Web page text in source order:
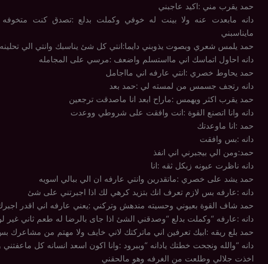
حمد يقرب مني :اكيد عاجبني
دانه مابعدت عنه ولا بينت له خوفي وكملت بدلع :تصدق كنت متخوفه
مايناسبني
حمد يلمس شعري وبصوت يذوبني دايما:انتي كل شئ يناسبك وانتي الي تحلينه
دانه احاول اتماسك اني مااستسلم واضعف :مرسي على المجامله
حمد يحاوط خصري :انتي عارفه اني مااجامل
دانه رتجف جسمس من لمسته لي :حمد بعد
حمد يقرب اكثر ويهمس :ماراح ابعد انا ماصدقت ترجعين
دانه وانا اتصنع القوة :انت وافقت على شروطي ووعدت
حمد :انا ماوعدتك
دانه :بس وافقت
حمد:ومن الي بيجبرني اني انفذ
دانه ناظرت عيونه زبكل ثقه :انا
حمد يشد على خصري :ماتقدرين وانتي عارفه ان الي ببالي اسويه
دانه :عارفه بس لازم تعرف انك بتزيد كرهي لك اذا اجبرتني على شئ
حمد شاف القوة بعيوني وحسيته مندهش وتركني :يعني عارفه اني اقدر
دانه :عارفه “وكملت بدلع “وصدقني الشئ اذا جاى بالرضا له طعم ثاني غير
حمد بلع ريقه :ابيك تعرفين اني ماتركتك لاني خايف ولا مهتم من مشاعرك بس
دانه “والله ونجحت خطتك يادانه “وببرود :وانا اكون اسعد انسانه كل
اخذت جلالي وطلعت من الغرفه وهو مالحقني